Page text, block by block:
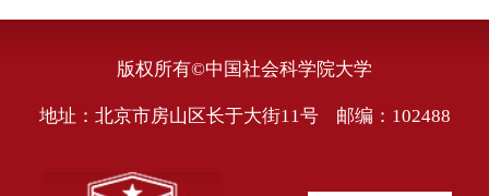
版权所有©中国社会科学院大学
地址：北京市房山区长于大街11号 邮编：102488